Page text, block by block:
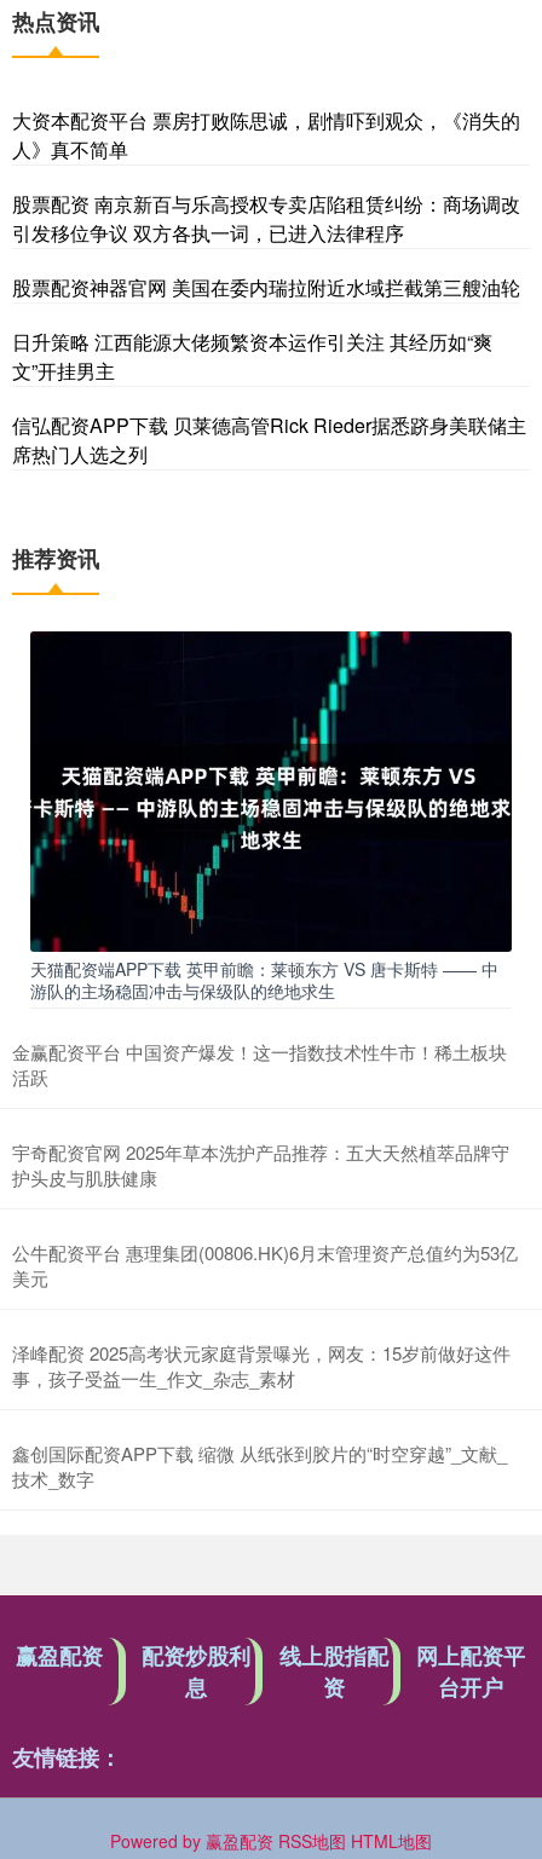
热点资讯
大资本配资平台 票房打败陈思诚，剧情吓到观众，《消失的
人》真不简单
股票配资 南京新百与乐高授权专卖店陷租赁纠纷：商场调改
引发移位争议 双方各执一词，已进入法律程序
股票配资神器官网 美国在委内瑞拉附近水域拦截第三艘油轮
日升策略 江西能源大佬频繁资本运作引关注 其经历如“爽
文”开挂男主
信弘配资APP下载 贝莱德高管Rick Rieder据悉跻身美联储主
席热门人选之列
推荐资讯
天猫配资端APP下载 英甲前瞻：莱顿东方 VS 唐卡斯特 —— 中
游队的主场稳固冲击与保级队的绝地求生
金赢配资平台 中国资产爆发！这一指数技术性牛市！稀土板块
活跃
宇奇配资官网 2025年草本洗护产品推荐：五大天然植萃品牌守
护头皮与肌肤健康
公牛配资平台 惠理集团(00806.HK)6月末管理资产总值约为53亿
美元
泽峰配资 2025高考状元家庭背景曝光，网友：15岁前做好这件
事，孩子受益一生_作文_杂志_素材
鑫创国际配资APP下载 缩微 从纸张到胶片的“时空穿越”_文献_
技术_数字
赢盈配资
配资炒股利
息
线上股指配
资
网上配资平
台开户
友情链接：
Powered by 赢盈配资 RSS地图 HTML地图